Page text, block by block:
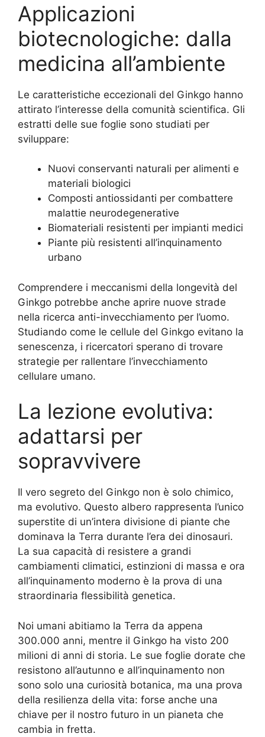
Applicazioni
biotecnologiche: dalla
medicina all’ambiente
Le caratteristiche eccezionali del Ginkgo hanno
attirato l’interesse della comunità scientifica. Gli
estratti delle sue foglie sono studiati per
sviluppare:
Nuovi conservanti naturali per alimenti e
materiali biologici
Composti antiossidanti per combattere
malattie neurodegenerative
Biomateriali resistenti per impianti medici
Piante più resistenti all’inquinamento
urbano
Comprendere i meccanismi della longevità del
Ginkgo potrebbe anche aprire nuove strade
nella ricerca anti-invecchiamento per l’uomo.
Studiando come le cellule del Ginkgo evitano la
senescenza, i ricercatori sperano di trovare
strategie per rallentare l’invecchiamento
cellulare umano.
La lezione evolutiva:
adattarsi per
sopravvivere
Il vero segreto del Ginkgo non è solo chimico,
ma evolutivo. Questo albero rappresenta l’unico
superstite di un’intera divisione di piante che
dominava la Terra durante l’era dei dinosauri.
La sua capacità di resistere a grandi
cambiamenti climatici, estinzioni di massa e ora
all’inquinamento moderno è la prova di una
straordinaria flessibilità genetica.
Noi umani abitiamo la Terra da appena
300.000 anni, mentre il Ginkgo ha visto 200
milioni di anni di storia. Le sue foglie dorate che
resistono all’autunno e all’inquinamento non
sono solo una curiosità botanica, ma una prova
della resilienza della vita: forse anche una
chiave per il nostro futuro in un pianeta che
cambia in fretta.